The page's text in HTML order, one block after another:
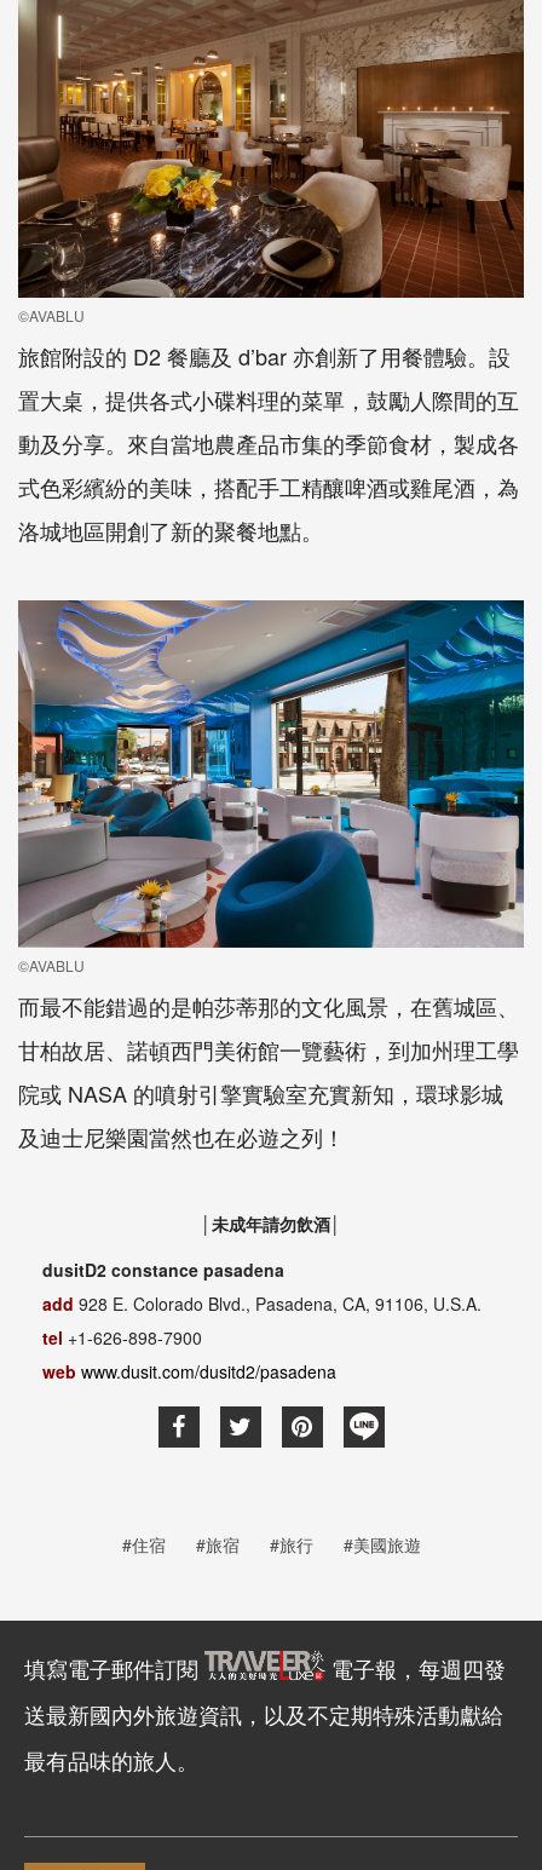
©AVABLU
旅館附設的 D2 餐廳及 d’bar 亦創新了用餐體驗。設
置大桌，提供各式小碟料理的菜單，鼓勵人際間的互
動及分享。來自當地農產品市集的季節食材，製成各
式色彩繽紛的美味，搭配手工精釀啤酒或雞尾酒，為
洛城地區開創了新的聚餐地點。
©AVABLU
而最不能錯過的是帕莎蒂那的文化風景，在舊城區、
甘柏故居、諾頓西門美術館一覽藝術，到加州理工學
院或 NASA 的噴射引擎實驗室充實新知，環球影城
及迪士尼樂園當然也在必遊之列！
│未成年請勿飲酒│
dusitD2 constance pasadena
add 928 E. Colorado Blvd., Pasadena, CA, 91106, U.S.A.
tel +1-626-898-7900
web www.dusit.com/dusitd2/pasadena
#住宿 #旅宿 #旅行 #美國旅遊
填寫電子郵件訂閱
電子報，每週四發
送最新國內外旅遊資訊，以及不定期特殊活動獻給
最有品味的旅人。